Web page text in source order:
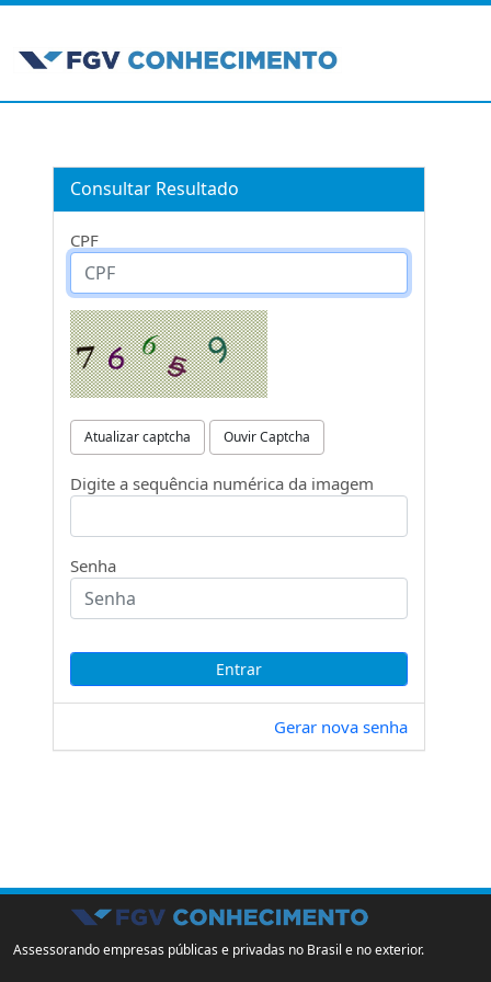
Consultar Resultado
CPF
Atualizar captcha Ouvir Captcha
Digite a sequência numérica da imagem
Senha
Gerar nova senha
Assessorando empresas públicas e privadas no Brasil e no exterior.